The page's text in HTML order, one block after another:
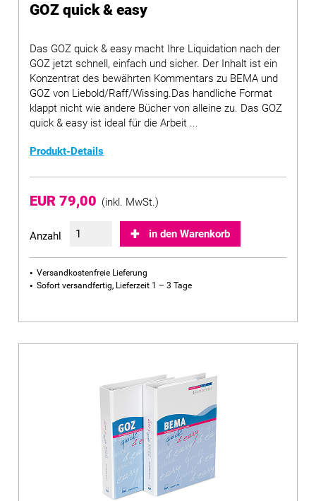
GOZ quick & easy
Das GOZ quick & easy macht Ihre Liquidation nach der
GOZ jetzt schnell, einfach und sicher. Der Inhalt ist ein
Konzentrat des bewährten Kommentars zu BEMA und
GOZ von Liebold/Raff/Wissing.Das handliche Format
klappt nicht wie andere Bücher von alleine zu. Das GOZ
quick & easy ist ideal für die Arbeit ...
Produkt-Details
EUR 79,00 (inkl. MwSt.)
Anzahl in den Warenkorb
Versandkostenfreie Lieferung
Sofort versandfertig, Lieferzeit 1 – 3 Tage